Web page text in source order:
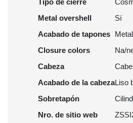
Tipo de cierre
Metal overshell
Sí
Acabado de tapones
Closure colors
Na/
Cabeza
Acabado de la cabezaLiso
Sobretapón
Nro. de sitio web